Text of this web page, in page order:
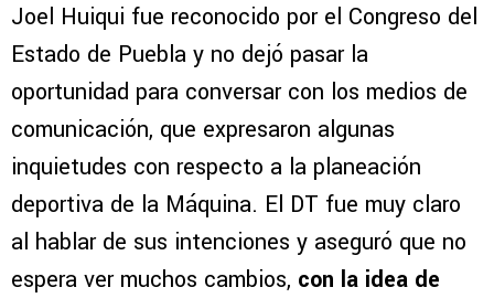
Joel Huiqui fue reconocido por el Congreso del
Estado de Puebla y no dejó pasar la
oportunidad para conversar con los medios de
comunicación, que expresaron algunas
inquietudes con respecto a la planeación
deportiva de la Máquina. El DT fue muy claro
al hablar de sus intenciones y aseguró que no
espera ver muchos cambios, con la idea de